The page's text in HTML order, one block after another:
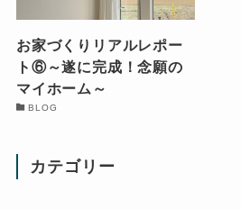
お家づくりリアルレポー
ト⑥～遂に完成！念願の
マイホーム～
BLOG
カテゴリー